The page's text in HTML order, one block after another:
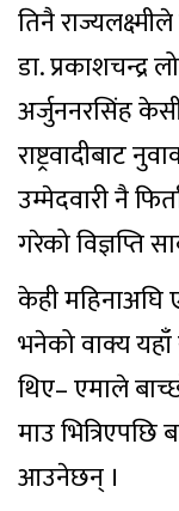
तिनै
डा. प्रकाशचन्द्र
अर्जुननरसिंह
राष्ट्रवादीबाट
उम्मेदवारी नै
गरेको विज्ञप्ति
केही महिनाअघि
भनेको वाक्य
थिए– एमाले
माउ
आउनेछन् ।